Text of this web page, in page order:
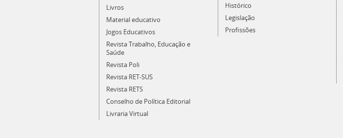
Livros
Material educativo
Jogos Educativos
Revista Trabalho, Educação e
Saúde
Revista Poli
Revista RET-SUS
Revista RETS
Conselho de Política Editorial
Livraria Virtual
Histórico
Legislação
Profissões